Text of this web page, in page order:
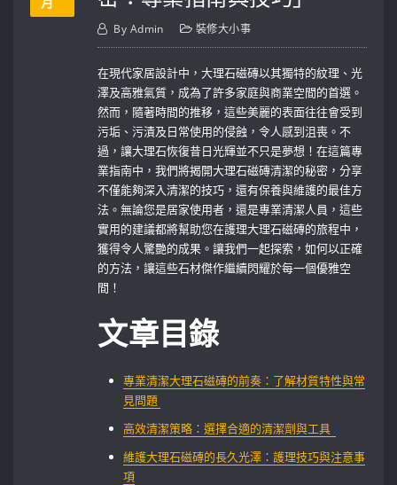
By Admin 裝修大小事
在現代家居設計中，大理石磁磚以其獨特的紋理、光
澤及高雅氣質，成為了許多家庭與商業空間的首選。
然而，隨著時間的推移，這些美麗的表面往往會受到
污垢、污漬及日常使用的侵蝕，令人感到沮喪。不
過，讓大理石恢復昔日光輝並不只是夢想！在這篇專
業指南中，我們將揭開大理石磁磚清潔的秘密，分享
不僅能夠深入清潔的技巧，還有保養與維護的最佳方
法。無論您是居家使用者，還是專業清潔人員，這些
實用的建議都將幫助您在護理大理石磁磚的旅程中，
獲得令人驚艷的成果。讓我們一起探索，如何以正確
的方法，讓這些石材傑作繼續閃耀於每一個優雅空
間！
文章目錄
專業清潔大理石磁磚的前奏：了解材質特性與常
見問題 ⁣
高效清潔策略：選擇合適的清潔劑與工具 ⁢ ⁣
維護大理石磁磚的長久光澤：護理技巧與注意事
項⁣